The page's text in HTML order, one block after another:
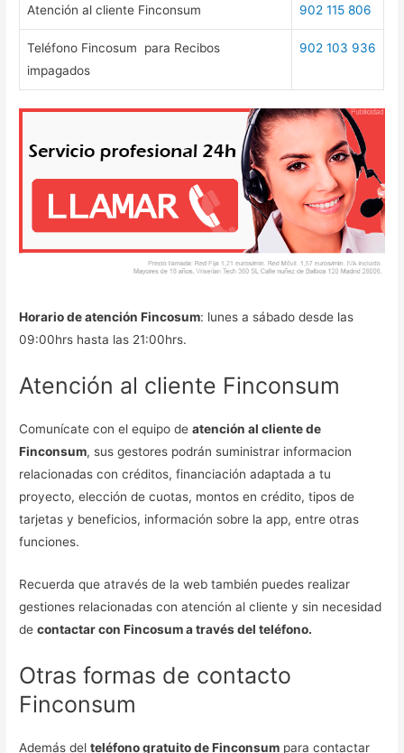
Atención al cliente Finconsum 902 115 806
Teléfono Fincosum para Recibos
impagados
902 103 936
Horario de atención Fincosum: lunes a sábado desde las
09:00hrs hasta las 21:00hrs.
Atención al cliente Finconsum
Comunícate con el equipo deatención al cliente de
Finconsum, sus gestores podrán suministrar informacion
relacionadas con créditos, financiación adaptada a tu
proyecto, elección de cuotas, montos en crédito, tipos de
tarjetas y beneficios, información sobre la app, entre otras
funciones.
Recuerda que através de la web también puedes realizar
gestiones relacionadas con atención al cliente y sin necesidad
decontactar con Fincosum a través del teléfono.
Otras formas de contacto
Finconsum
Además delteléfono gratuito de Finconsum para contactar